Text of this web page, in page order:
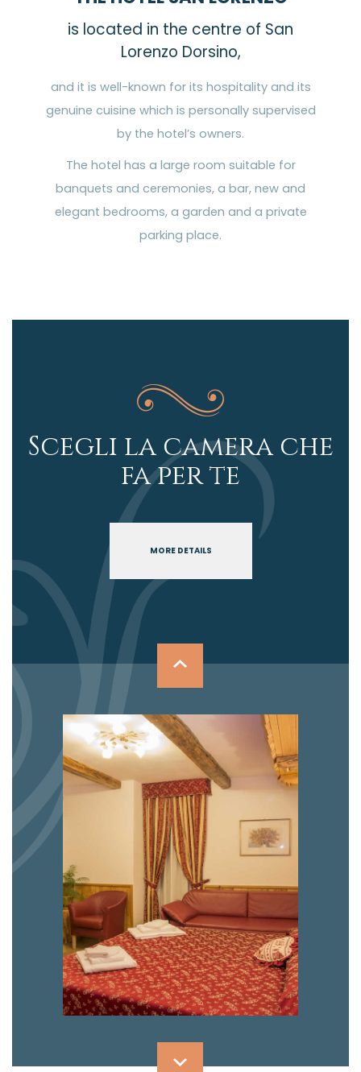
is located in the centre of San
Lorenzo Dorsino,
and it is well-known for its hospitality and its
genuine cuisine which is personally supervised
by the hotel’s owners.
The hotel has a large room suitable for
banquets and ceremonies, a bar, new and
elegant bedrooms, a garden and a private
parking place.
Scegli la camera che
fa per te
MORE DETAILS